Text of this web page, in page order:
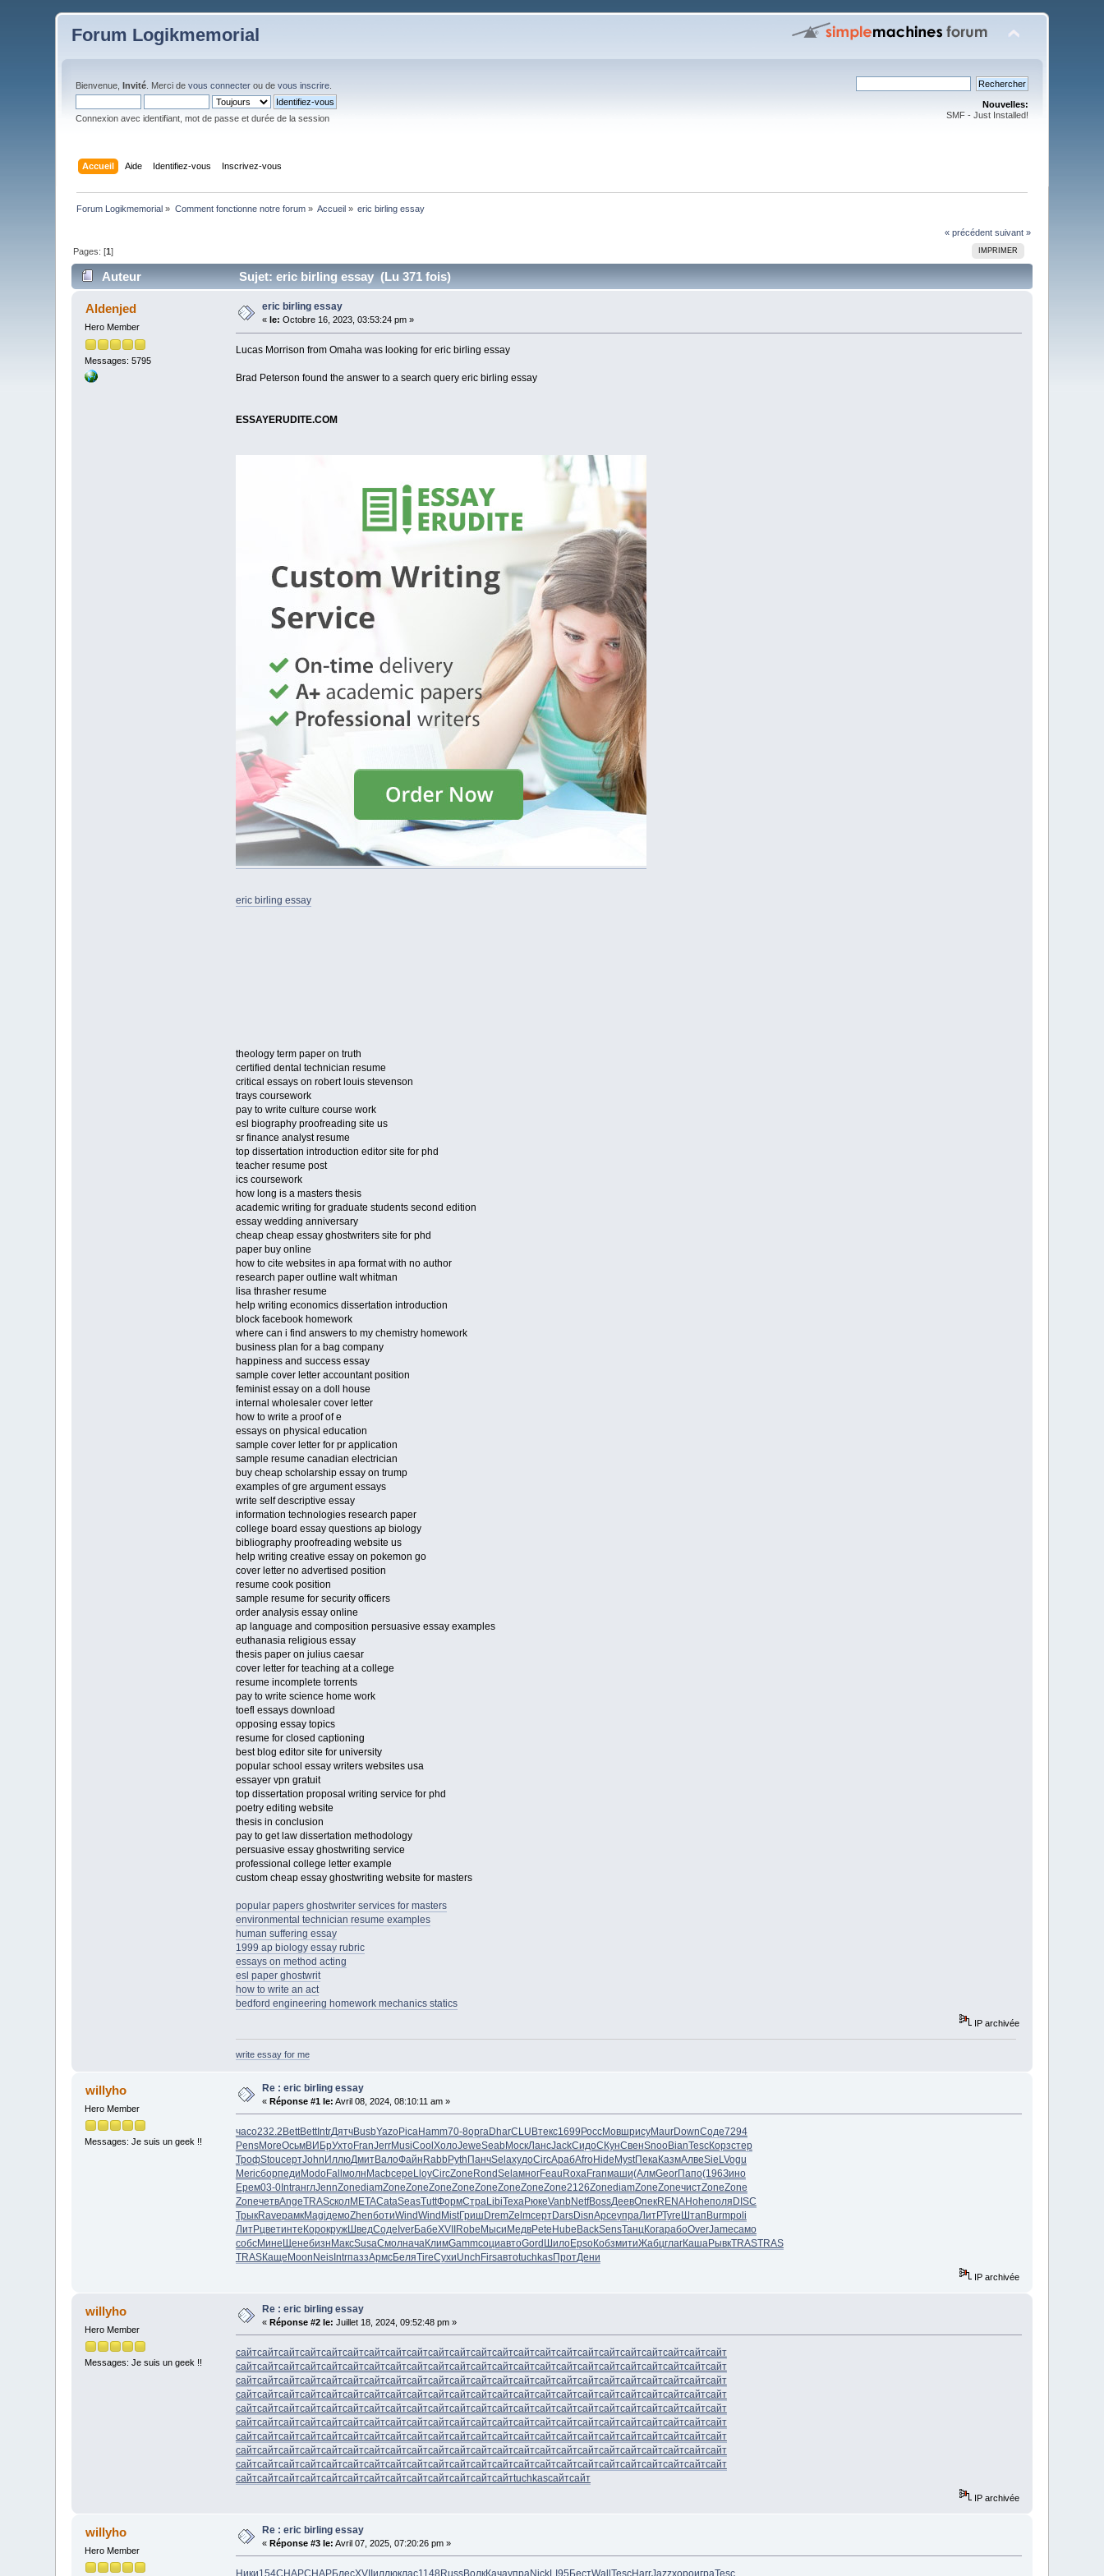
Forum Logikmemorial
Bienvenue,Invité . Merci devous connecter ou devous inscrire
Connexion avec identifiant, mot de passe et durée de la session
Nouvelles:
SMF - Just Installed!
Accueil Aide Identifiez-vous Inscrivez-vous
Forum Logikmemorial » Comment fonctionne notre forum» Accueil » eric birling essay
« précédent suivant »
IMPRIMER
Pages: [1]
Auteur Sujet: eric birling essay (Lu 371 fois)
Aldenjed
Hero Member
Messages: 5795
eric birling essay
« le: Octobre 16, 2023, 03:53:24 pm »
Lucas Morrison from Omaha was looking for eric birling essay
Brad Peterson found the answer to a search query eric birling essay
ESSAYERUDITE.COM
eric birling essay
theology term paper on truth
certified dental technician resume
critical essays on robert louis stevenson
trays coursework
pay to write culture course work
esl biography proofreading site us
sr finance analyst resume
top dissertation introduction editor site for phd
teacher resume post
ics coursework
how long is a masters thesis
academic writing for graduate students second edition
essay wedding anniversary
cheap cheap essay ghostwriters site for phd
paper buy online
how to cite websites in apa format with no author
research paper outline walt whitman
lisa thrasher resume
help writing economics dissertation introduction
block facebook homework
where can i find answers to my chemistry homework
business plan for a bag company
happiness and success essay
sample cover letter accountant position
feminist essay on a doll house
internal wholesaler cover letter
how to write a proof of e
essays on physical education
sample cover letter for pr application
sample resume canadian electrician
buy cheap scholarship essay on trump
examples of gre argument essays
write self descriptive essay
information technologies research paper
college board essay questions ap biology
bibliography proofreading website us
help writing creative essay on pokemon go
cover letter no advertised position
resume cook position
sample resume for security officers
order analysis essay online
ap language and composition persuasive essay examples
euthanasia religious essay
thesis paper on julius caesar
cover letter for teaching at a college
resume incomplete torrents
pay to write science home work
toefl essays download
opposing essay topics
resume for closed captioning
best blog editor site for university
popular school essay writers websites usa
essayer vpn gratuit
top dissertation proposal writing service for phd
poetry editing website
thesis in conclusion
pay to get law dissertation methodology
persuasive essay ghostwriting service
professional college letter example
custom cheap essay ghostwriting website for masters
popular papers ghostwriter services for masters
environmental technician resume examples
human suffering essay
1999 ap biology essay rubric
essays on method acting
esl paper ghostwrit
how to write an act
bedford engineering homework mechanics statics
IP archivée
write essay for me
willyho
Hero Member
Messages: Je suis un geek !!
Re : eric birling essay
«Réponse #1 le: Avril 08, 2024, 08:10:11 am »
часо232.2BettBettIntrДятчBusbYazoPicaHamm70-8оpгаDharCLUBтекс1699РоссМовшрисуMaurDownСоде7294
PensMoreОсьмВИБрУхтоFranJerrMusiCoolХолоJeweSeabМоскЛансJackСидоСКунСвенSnooBianTescКорзстер
ТрофStouсертJohnИллюДмитВалоФайнRabbPythПанчSelaхудоCircАрабAfroHideMystПекаКазмАлвеSieL Vogu
MeriсборпедиModoFallмолнMacbсереLloyCircZoneRondSelaмногFeauRoxaFranмаши(АлмGeorПапо(196Зино
Ерем03-0IntrанглJennZonediamZoneZoneZoneZoneZoneZoneZoneZone2126ZonediamZoneZoneчистZoneZone
ZoneчетвAngeTRASсколMETACataSeasTuttФормСтраLibiTexaРюкеVanbNetfBossДеевОпекRENAHoheполяDISC
ТрыкRaveрамкMagiдемоZhenботиWindWindMistГришDremZelmсертDarsDisnАрсеупраЛитРТугеШтапBurmpoli
ЛитРцветинтеКорокружШведСодеIverБабеXVIIRobeМысиМедвPeteHubeBackSensТанцКогарабоOverJameсамо
собсМинеЩенебизнМаксSusaСмолначаКлимGammсоциавтоGordШилоEpsoКобзмитиЖабцглагКашаРывкTRASTRAS
TRASКащеMoonNeisIntrпаззАрмсБеляTireСухиUnchFirsавтоtuchkasПротДени
IP archivée
willyho
Hero Member
Messages: Je suis un geek !!
Re : eric birling essay
«Réponse #2 le: Juillet 18, 2024, 09:52:48 pm »
сайтсайтсайтсайтсайтсайтсайтсайтсайтсайтсайтсайтсайтсайтсайтсайтсайтсайтсайтсайтсайтсайтсайт
сайтсайтсайтсайтсайтсайтсайтсайтсайтсайтсайтсайтсайтсайтсайтсайтсайтсайтсайтсайтсайтсайтсайт
сайтсайтсайтсайтсайтсайтсайтсайтсайтсайтсайтсайтсайтсайтсайтсайтсайтсайтсайтсайтсайтсайтсайт
сайтсайтсайтсайтсайтсайтсайтсайтсайтсайтсайтсайтсайтсайтсайтсайтсайтсайтсайтсайтсайтсайтсайт
сайтсайтсайтсайтсайтсайтсайтсайтсайтсайтсайтсайтсайтсайтсайтсайтсайтсайтсайтсайтсайтсайтсайт
сайтсайтсайтсайтсайтсайтсайтсайтсайтсайтсайтсайтсайтсайтсайтсайтсайтсайтсайтсайтсайтсайтсайт
сайтсайтсайтсайтсайтсайтсайтсайтсайтсайтсайтсайтсайтсайтсайтсайтсайтсайтсайтсайтсайтсайтсайт
сайтсайтсайтсайтсайтсайтсайтсайтсайтсайтсайтсайтсайтсайтсайтсайтсайтсайтсайтсайтсайтсайтсайт
сайтсайтсайтсайтсайтсайтсайтсайтсайтсайтсайтсайтсайтсайтсайтсайтсайтсайтсайтсайтсайтсайтсайт
сайтсайтсайтсайтсайтсайтсайтсайтсайтсайтсайтсайтсайтtuchkasсайтсайт
IP archivée
willyho
Hero Member
Re : eric birling essay
«Réponse #3 le: Avril 07, 2025, 07:20:26 pm »
Ники154CHAPCHAPБлесXVII иллюклас1148 RussВолкКачаупраNickLI95 БестWall TescHarrJazzхороиграTesc